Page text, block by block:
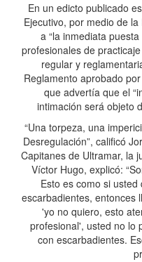
En un edicto publicado
Ejecutivo, por medio de
a “la inmediata
profesionales de
regular y
Reglamento aprobado
que advertía que el
intimación será objeto
“Una torpeza, una
Desregulación”, calificó
Capitanes de Ultramar, la
Víctor Hugo, explicó:
Esto es como si
escarbadientes, entonces
'yo no quiero, esto
profesional', usted no lo
con escarbadientes.